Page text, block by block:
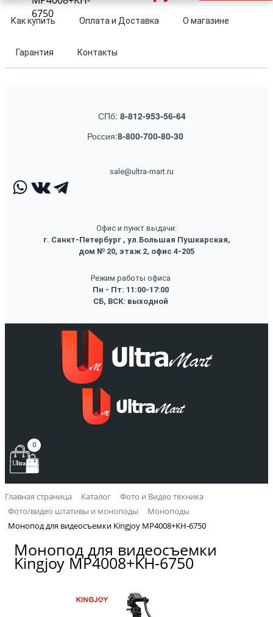
Как купить Оплата и Доставка О магазине
Гарантия Контакты
СПб: 8-812-953-56-64
Россия:8-800-700-80-30
sale@ultra-mart.ru
Офис и пункт выдачи:
г. Санкт-Петербург , ул.Большая Пушкарская,
дом № 20, этаж 2, офис 4-205
Режим работы офиса
Пн - Пт: 11:00-17:00
СБ, ВСК: выходной
0
Главная страница Каталог
Фото и Видео техника
Фото/видео штативы и моноподы
Моноподы
Монопод для видеосъемки Kingjoy MP4008+KH-6750
Монопод для видеосъемки
Kingjoy MP4008+KH-6750
6750